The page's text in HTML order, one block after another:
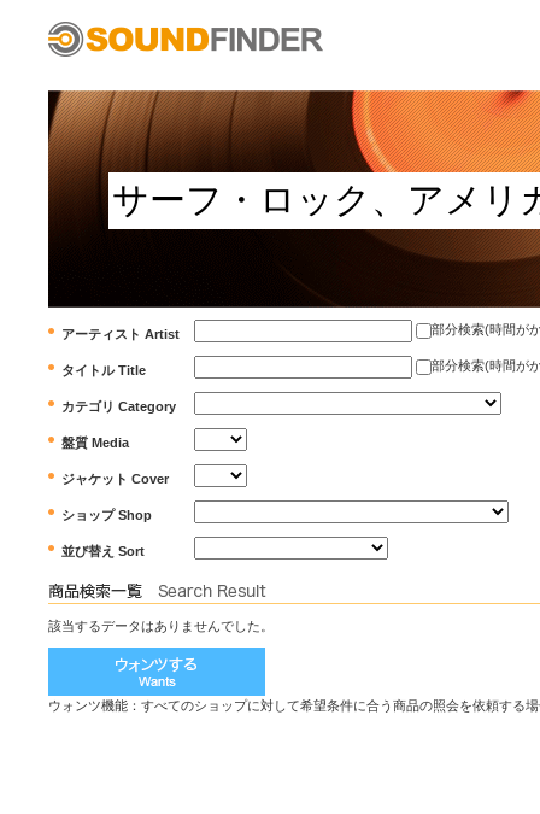
アーティスト Artist 部分検索(時間が
タイトル Title 部分検索(時間が
カテゴリ Category
盤質 Media
ジャケット Cover
ショップ Shop
並び替え Sort
該当するデータはありませんでした。
ウォンツ機能：すべてのショップに対して希望条件に合う商品の照会を依頼する